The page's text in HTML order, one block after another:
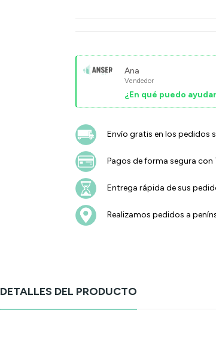
Ana
Vendedor
¿En qué puedo
Envío gratis en los pedidos
Pagos de forma segura con
Entrega rápida de sus
Realizamos pedidos a
DETALLES DEL PRODUCTO